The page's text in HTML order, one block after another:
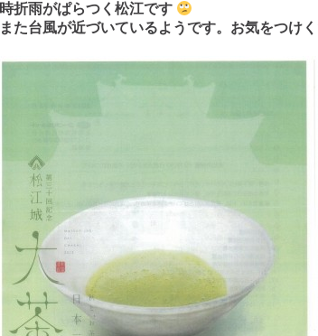
時折雨がぱらつく松江です
また台風が近づいているようです。お気をつけ